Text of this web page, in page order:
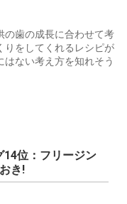
の歯の成長に合わせて考
りをしてくれるレシピが
ない考え方を知れそう
14位：フリージン
き!